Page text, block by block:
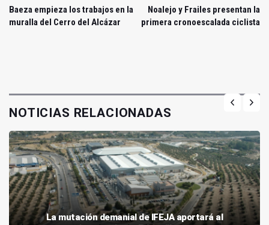
Baeza empieza los trabajos en la
muralla del Cerro del Alcázar
Noalejo y Frailes presentan la
primera cronoescalada ciclista
NOTICIAS RELACIONADAS
La mutación demanial de IFEJA aportará al